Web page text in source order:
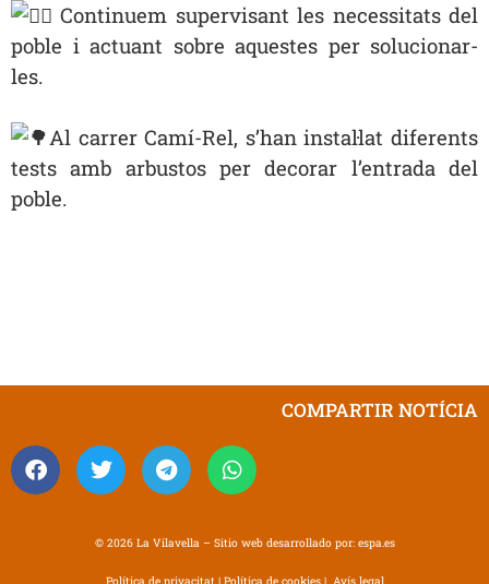
Continuem supervisant les necessitats del
poble i actuant sobre aquestes per solucionar-
les.
Al carrer Camí-Rel, s’han instal·lat diferents
tests amb arbustos per decorar l’entrada del
poble.
COMPARTIR NOTÍCIA
© 2026 La Vilavella – Sitio web desarrollado por: espa.es